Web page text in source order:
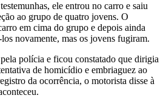
ele entrou no carro e saiu
ao grupo de quatro jovens. O
em cima do grupo e depois ainda
novamente, mas os jovens fugiram.
polícia e ficou constatado que dirigia
de homicídio e embriaguez ao
da ocorrência, o motorista disse à